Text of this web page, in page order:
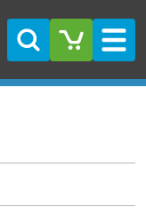
Search